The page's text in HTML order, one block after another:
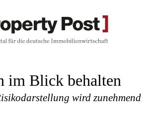
im Blick behalten
wird zunehmend